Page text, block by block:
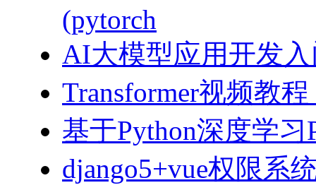
(pytorch
AI大模型应用开发入
Transformer视频教
基于Python深度学
django5+vue权限系